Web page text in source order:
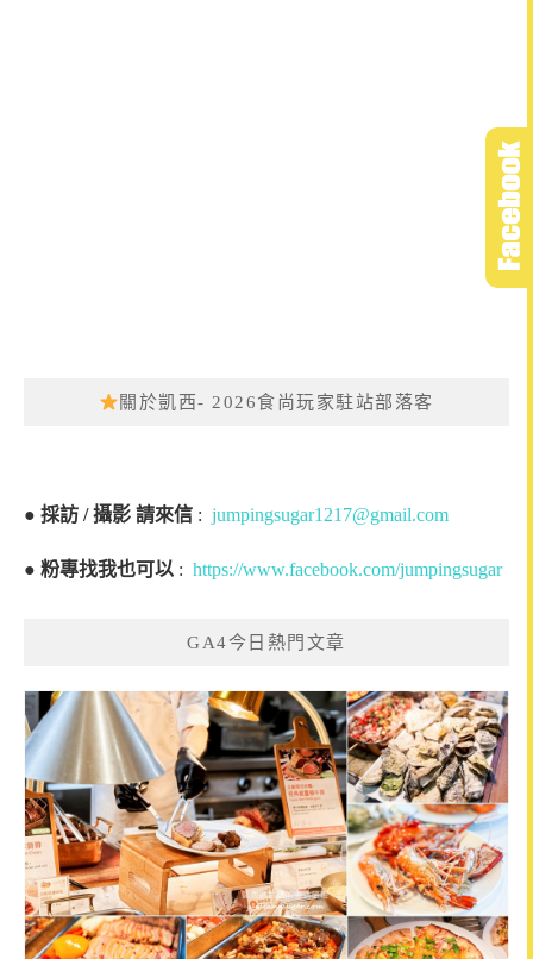
關於凱西- 2026食尚玩家駐站部落客
● 採訪 / 攝影 請來信 : jumpingsugar1217@gmail.com
● 粉專找我也可以 : https://www.facebook.com/jumpingsugar
GA4今日熱門文章